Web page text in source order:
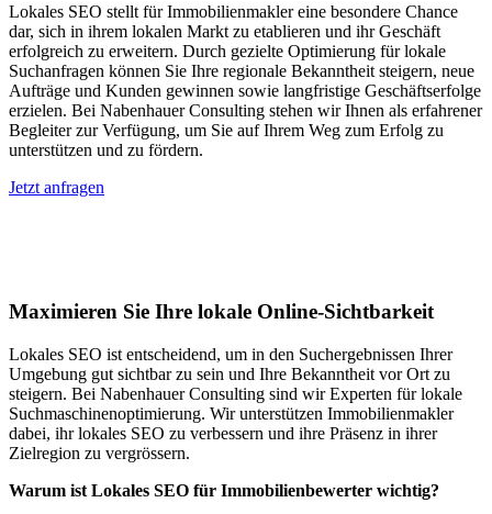
Lokales SEO stellt für Immobilienmakler eine besondere Chance
dar, sich in ihrem lokalen Markt zu etablieren und ihr Geschäft
erfolgreich zu erweitern. Durch gezielte Optimierung für lokale
Suchanfragen können Sie Ihre regionale Bekanntheit steigern, neue
Aufträge und Kunden gewinnen sowie langfristige Geschäftserfolge
erzielen. Bei Nabenhauer Consulting stehen wir Ihnen als erfahrener
Begleiter zur Verfügung, um Sie auf Ihrem Weg zum Erfolg zu
unterstützen und zu fördern.
Jetzt anfragen
Maximieren Sie Ihre lokale Online-Sichtbarkeit
Lokales SEO ist entscheidend, um in den Suchergebnissen Ihrer
Umgebung gut sichtbar zu sein und Ihre Bekanntheit vor Ort zu
steigern. Bei Nabenhauer Consulting sind wir Experten für lokale
Suchmaschinenoptimierung. Wir unterstützen Immobilienmakler
dabei, ihr lokales SEO zu verbessern und ihre Präsenz in ihrer
Zielregion zu vergrössern.
Warum ist Lokales SEO für Immobilienbewerter wichtig?